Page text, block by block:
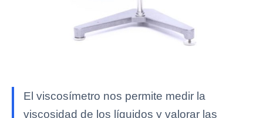
El viscosímetro nos permite medir la
viscosidad de los líquidos y valorar las